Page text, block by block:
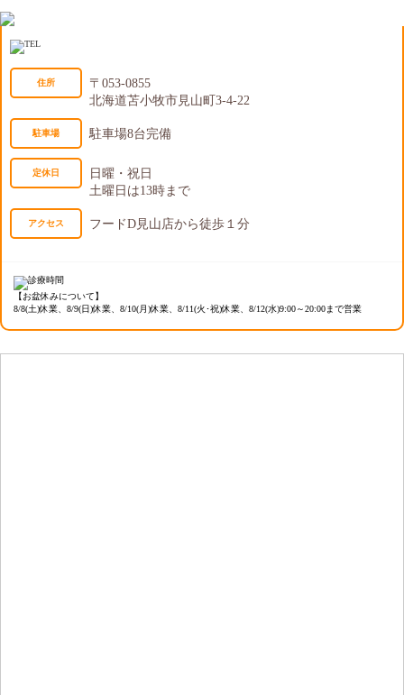
住所
〒053-0855
北海道苫小牧市見山町3-4-22
駐車場 駐車場8台完備
定休日
日曜・祝日
土曜日は13時まで
アクセス フードD見山店から徒歩１分
【お盆休みについて】
8/8(土)休業、8/9(日)休業、8/10(月)休業、8/11(火･祝)休業、8/12(水)9:00～20:00まで営業